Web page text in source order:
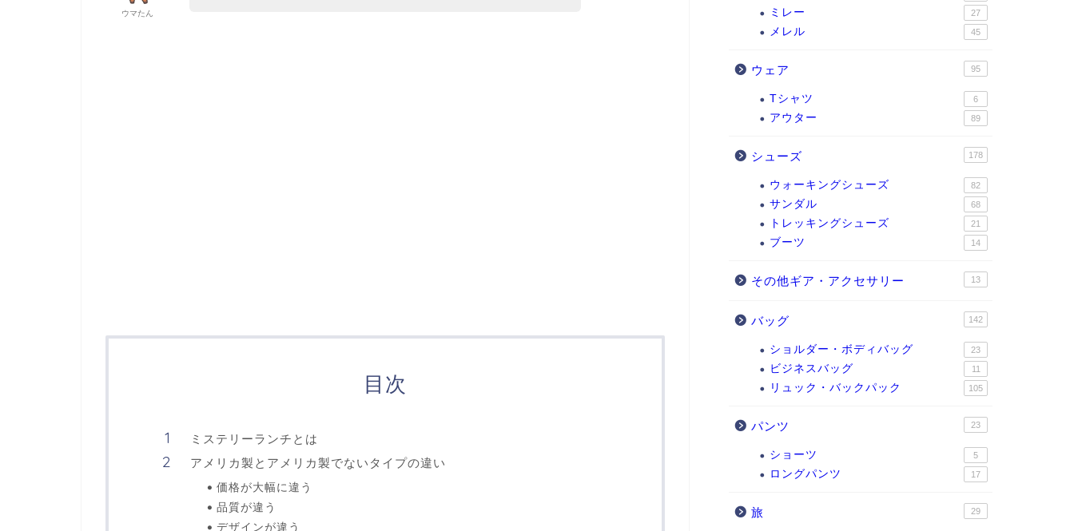
ウマたん
目次
ミステリーランチとは
アメリカ製とアメリカ製でないタイプの違い
価格が大幅に違う
品質が違う
デザインが違う
ミレー 27
メレル 45
ウェア 95
Tシャツ 6
アウター 89
シューズ 178
ウォーキングシューズ 82
サンダル 68
トレッキングシューズ 21
ブーツ 14
その他ギア・アクセサリー 13
バッグ 142
ショルダー・ボディバッグ 23
ビジネスバッグ 11
リュック・バックパック 105
パンツ 23
ショーツ 5
ロングパンツ 17
旅 29